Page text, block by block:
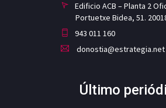
Edificio ACB – Planta 2
Portuetxe Bidea, 51.
943 011 160
donostia@estrategia.net
Último